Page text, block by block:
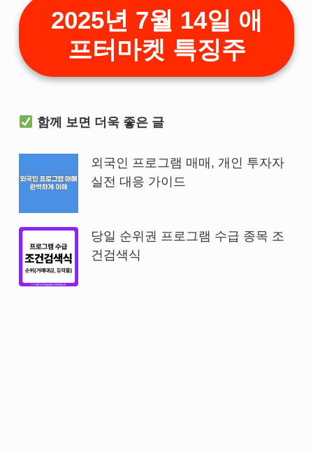
2025년 7월 14일 애
프터마켓 특징주
함께 보면 더욱 좋은 글
외국인 프로그램 매매, 개인 투자자
실전 대응 가이드
당일 순위권 프로그램 수급 종목 조
건검색식